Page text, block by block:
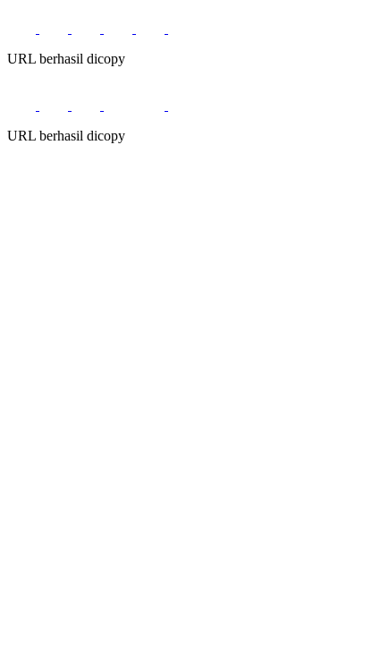
URL berhasil dicopy
URL berhasil dicopy